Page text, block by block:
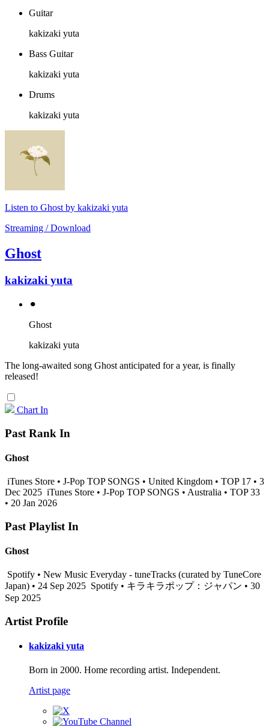
Guitar
kakizaki yuta
Bass Guitar
kakizaki yuta
Drums
kakizaki yuta
Listen to Ghost by kakizaki yuta
Streaming / Download
Ghost
kakizaki yuta
⚫︎
Ghost
kakizaki yuta
The long-awaited song Ghost anticipated for a year, is finally
released!
Chart In
Past Rank In
Ghost
iTunes Store • J-Pop TOP SONGS • United Kingdom • TOP 17 • 3
Dec 2025 iTunes Store • J-Pop TOP SONGS • Australia • TOP 33
• 20 Jan 2026
Past Playlist In
Ghost
Spotify • New Music Everyday - tuneTracks (curated by TuneCore
Japan) • 24 Sep 2025 Spotify • キラキラポップ：ジャパン • 30
Sep 2025
Artist Profile
kakizaki yuta
Born in 2000. Home recording artist. Independent.
Artist page